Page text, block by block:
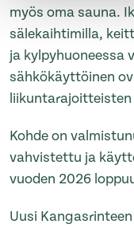
myös oma sauna.
sälekaihtimilla,
ja kylpyhuoneessa
sähkökäyttöinen
Kohde on
vahvistettu ja
vuoden 2026
Uusi